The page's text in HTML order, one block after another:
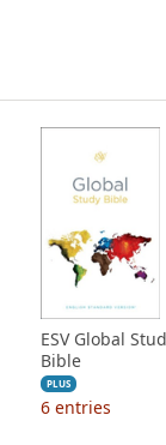
ESV Global
Bible
PLUS
6 entries